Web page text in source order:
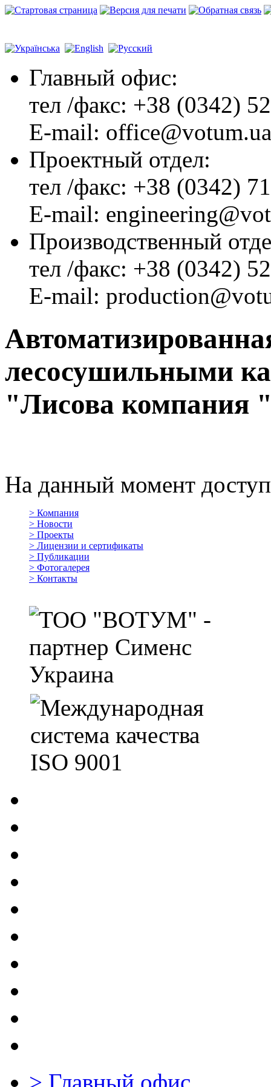
Главный офиc:
тел /факс: +38 (0342)
E-mail: office@votum.ua
Проектный отдел:
тел /факс: +38 (0342)
E-mail:
Производственный
тел /факс: +38 (0342)
E-mail:
лесосушильными
"Лисова компания
На данный момент
> Компания
> Новости
> Проекты
> Лицензии и сертификаты
> Публикации
> Фотогалерея
> Контакты
> Главный офиc